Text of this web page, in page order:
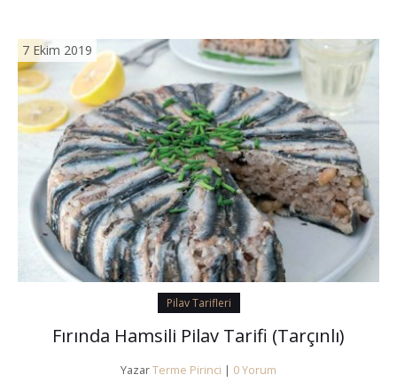
7 Ekim 2019
Pilav Tarifleri
Fırında Hamsili Pilav Tarifi (Tarçınlı)
YazarTerme Pirinci | 0 Yorum